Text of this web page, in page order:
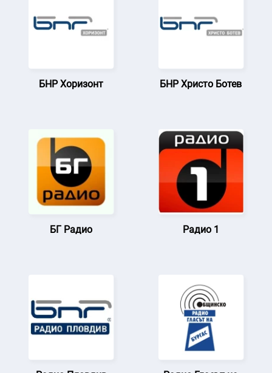
БНР Хоризонт БНР Христо Ботев
БГ Радио Радио 1